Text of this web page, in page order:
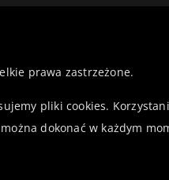
prawa zastrzeżone.
pliki cookies.
dokonać w każdym